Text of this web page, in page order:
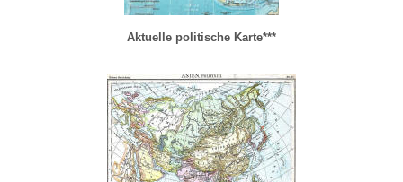
Aktuelle politische Karte***